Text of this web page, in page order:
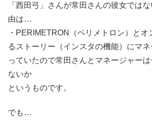
「西田弓」さんが常田さんの彼女では
由は…
・PERIMETRON（ペリメトロン）とオ
るストーリー（インスタの機能）にマ
っていたので常田さんとマネージャー
ないか
というものです。
でも…